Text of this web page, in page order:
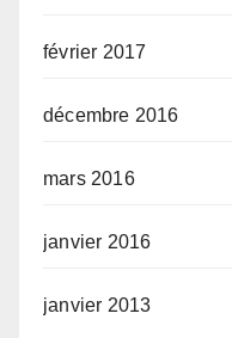
février 2017
décembre 2016
mars 2016
janvier 2016
janvier 2013